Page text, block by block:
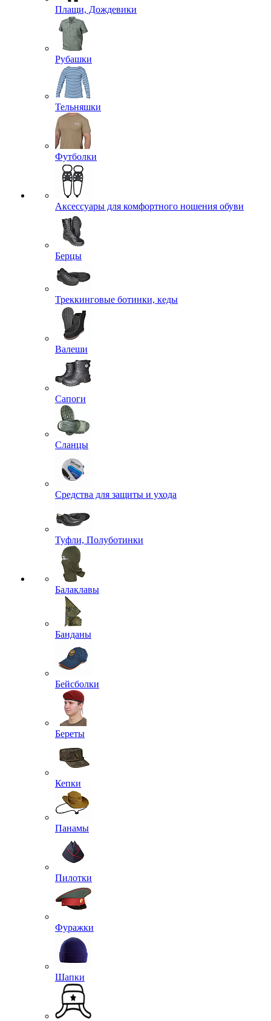
Плащи, Дождевики
Рубашки
Тельняшки
Футболки
Аксессуары для комфортного ношения обуви
Берцы
Треккинговые ботинки, кеды
Валеши
Сапоги
Сланцы
Средства для защиты и ухода
Туфли, Полуботинки
Балаклавы
Банданы
Бейсболки
Береты
Кепки
Панамы
Пилотки
Фуражки
Шапки